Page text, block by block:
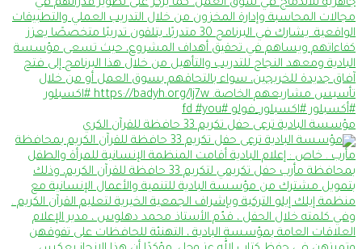
مؤسسة البادية ترعى حفل تكريم 33 حافظة للقرآن الكري